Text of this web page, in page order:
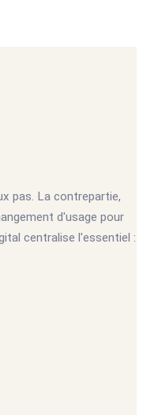
pas. La contrepartie,
d'usage pour
centralise l'essentiel :